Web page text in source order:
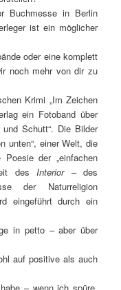
Buchmesse in Berlin
ist ein möglicher
oder eine komplett
noch mehr von dir zu
Krimi „Im Zeichen
ein Fotoband über
Schutt“. Die Bilder
unten“, einer Welt, die
der „einfachen
des Interior– des
der Naturreligion
eingeführt durch ein
in petto – aber über
auf positive als auch
– wenn ich spüre,